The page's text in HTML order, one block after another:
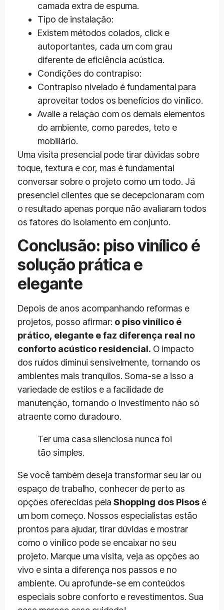
camada extra de espuma.
Tipo de instalação:
Existem métodos colados, click e
autoportantes, cada um com grau
diferente de eficiência acústica.
Condições do contrapiso:
Contrapiso nivelado é fundamental para
aproveitar todos os benefícios do vinílico.
Avalie a relação com os demais elementos
do ambiente, como paredes, teto e
mobiliário.
Uma visita presencial pode tirar dúvidas sobre
toque, textura e cor, mas é fundamental
conversar sobre o projeto como um todo. Já
presenciei clientes que se decepcionaram com
o resultado apenas porque não avaliaram todos
os fatores do isolamento em conjunto.
Conclusão: piso vinílico é
solução prática e
elegante
Depois de anos acompanhando reformas e
projetos, posso afirmar: o piso vinílico é
prático, elegante e faz diferença real no
conforto acústico residencial. O impacto
dos ruídos diminui sensivelmente, tornando os
ambientes mais tranquilos. Soma-se a isso a
variedade de estilos e a facilidade de
manutenção, tornando o investimento não só
atraente como duradouro.
Ter uma casa silenciosa nunca foi
tão simples.
Se você também deseja transformar seu lar ou
espaço de trabalho, conhecer de perto as
opções oferecidas pela Shopping dos Pisos é
um bom começo. Nossos especialistas estão
prontos para ajudar, tirar dúvidas e mostrar
como o vinílico pode se encaixar no seu
projeto. Marque uma visita, veja as opções ao
vivo e sinta a diferença nos passos e no
ambiente. Ou aprofunde-se em conteúdos
especiais sobre conforto e revestimentos. Sua